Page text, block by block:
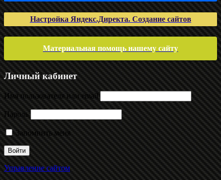
Настройка Яндекс.Директа. Создание сайтов
Материальная помощь нашему сайту
Личный кабинет
Имя пользователя или email
Пароль
Запомнить меня
Управление сайтом